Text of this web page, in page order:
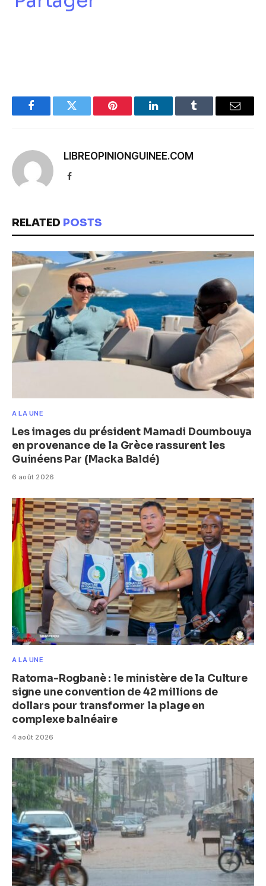
FacebookTwitter Pinterest LinkedInTumblr Email
LIBREOPINIONGUINEE.COM
Facebook
RELATED POSTS
A LA UNE
Les images du président Mamadi Doumbouya
en provenance de la Grèce rassurent les
Guinéens Par (Macka Baldé)
6 août 2026
A LA UNE
Ratoma-Rogbanè : le ministère de la Culture
signe une convention de 42 millions de
dollars pour transformer la plage en
complexe balnéaire
4 août 2026